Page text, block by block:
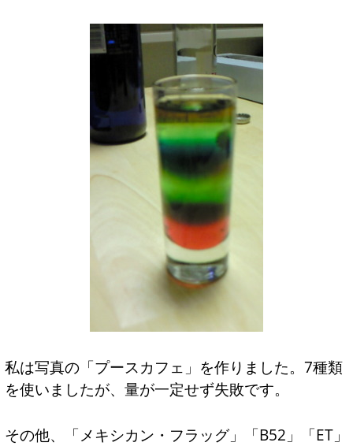
私は写真の「プースカフェ」を作りました。7種類
を使いましたが、量が一定せず失敗です。
その他、「メキシカン・フラッグ」「B52」「ET」